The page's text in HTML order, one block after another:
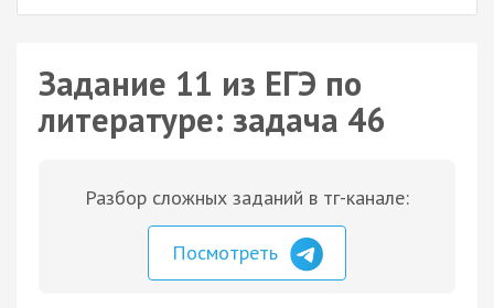
Задание 11 из ЕГЭ по
литературе: задача 46
Разбор сложных заданий в тг-канале:
Посмотреть